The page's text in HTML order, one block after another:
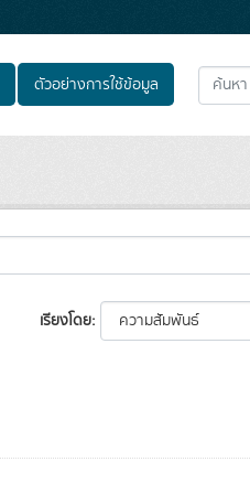
ตัวอย่างการใช้ข้อมูล
เรียงโดย